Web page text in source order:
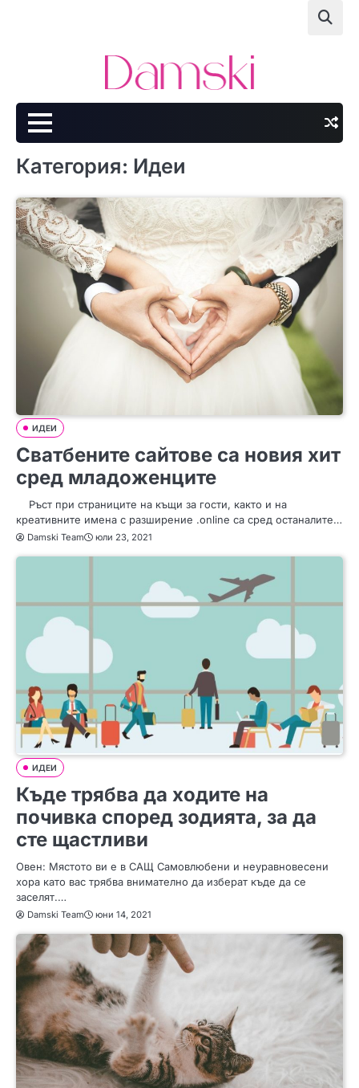
Категория: Идеи
ИДЕИ
Сватбените сайтове са новия хит
сред младоженците
Ръст при страниците на къщи за гости, както и на
креативните имена с разширение .online са сред останалите…
Damski Team юли 23, 2021
ИДЕИ
Къде трябва да ходите на
почивка според зодията, за да
сте щастливи
Овен: Мястото ви е в САЩ Самовлюбени и неуравновесени
хора като вас трябва внимателно да изберат къде да се
заселят.…
Damski Team юни 14, 2021